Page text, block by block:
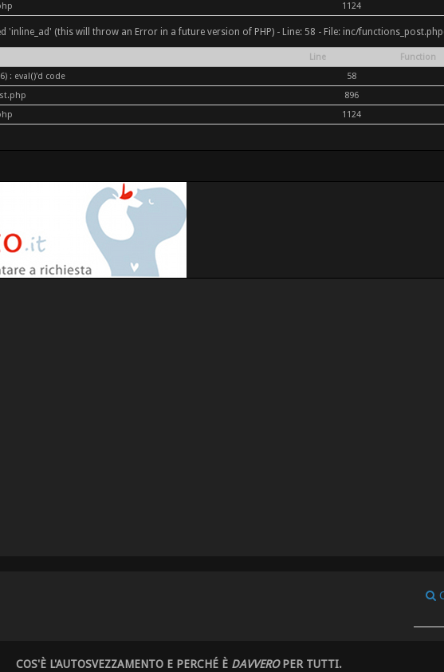
1124
(this will throw an Error in a future version of PHP) - Line: 58 - File: inc/
Line
Function
: eval()'d code
58
896
1124
COS'È L'AUTOSVEZZAMENTO E PERCHÉ È DAVVEROPER TUTTI.